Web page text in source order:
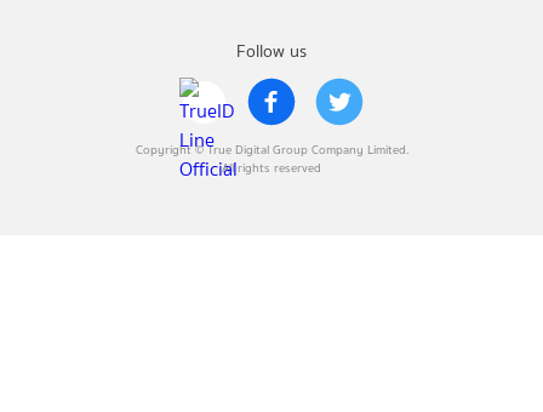
Follow us
Copyright © True Digital Group Company Limited.
All rights reserved